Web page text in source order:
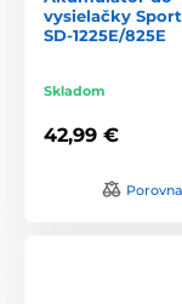
vysielačky
SD-1225E/825E
Skladom
42,99 €